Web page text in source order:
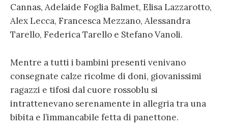
Cannas, Adelaide Foglia Balmet, Elisa Lazzarotto,
Alex Lecca, Francesca Mezzano, Alessandra
Tarello, Federica Tarello e Stefano Vanoli.
Mentre a tutti i bambini presenti venivano
consegnate calze ricolme di doni, giovanissimi
ragazzi e tifosi dal cuore rossoblu si
intrattenevano serenamente in allegria tra una
bibita e l’immancabile fetta di panettone.